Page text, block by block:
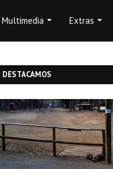
Multimedia Extras
DESTACAMOS